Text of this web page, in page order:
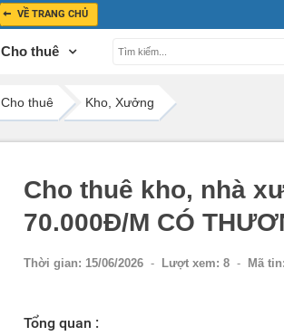
VỀ TRANG CHỦ
Cho thuê
Cho thuê Kho, Xưởng
Cho thuê kho, nhà
70.000Đ/M CÓ
Thời gian: 15/06/2026 - Lượt xem: 8 - Mã tin:
Tổng quan :